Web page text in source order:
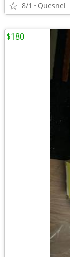
8/1 Quesnel
$180